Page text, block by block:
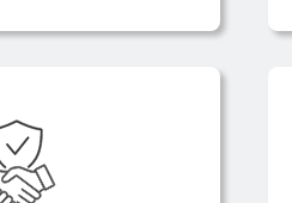
року та маємо
надійного